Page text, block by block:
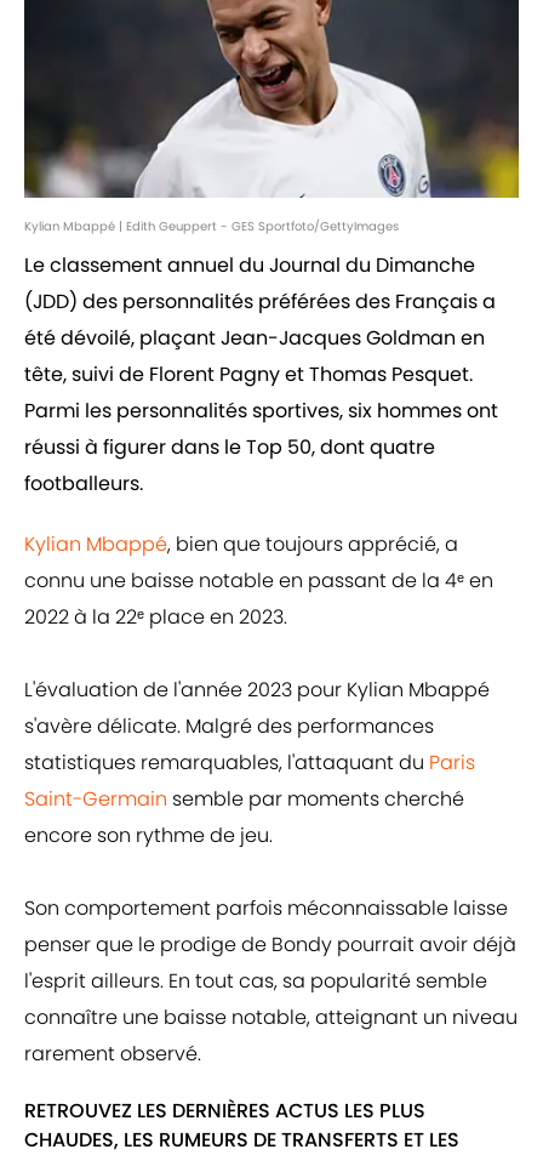
Kylian Mbappé | Edith Geuppert - GES Sportfoto/GettyImages
Le classement annuel du Journal du Dimanche
(JDD) des personnalités préférées des Français a
été dévoilé, plaçant Jean-Jacques Goldman en
tête, suivi de Florent Pagny et Thomas Pesquet.
Parmi les personnalités sportives, six hommes ont
réussi à figurer dans le Top 50, dont quatre
footballeurs.
Kylian Mbappé, bien que toujours apprécié, a
connu une baisse notable en passant de la 4ᵉ en
2022 à la 22ᵉ place en 2023.
L'évaluation de l'année 2023 pour Kylian Mbappé
s'avère délicate. Malgré des performances
statistiques remarquables, l'attaquant du Paris
Saint-Germain semble par moments cherché
encore son rythme de jeu.
Son comportement parfois méconnaissable laisse
penser que le prodige de Bondy pourrait avoir déjà
l'esprit ailleurs. En tout cas, sa popularité semble
connaître une baisse notable, atteignant un niveau
rarement observé.
RETROUVEZ LES DERNIÈRES ACTUS LES PLUS
CHAUDES, LES RUMEURS DE TRANSFERTS ET LES